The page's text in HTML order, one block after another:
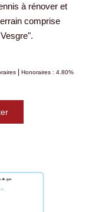
à rénover et
comprise
| Honoraires : 4.80%